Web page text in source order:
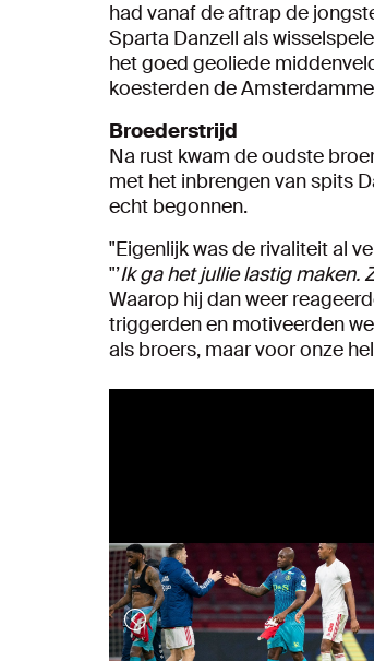
had vanaf de aftrap de
Sparta Danzell als
het goed geoliede
koesterden de
Broederstrijd
Na rust kwam de oudste
met het inbrengen van spits
echt begonnen.
"Eigenlijk was de rivaliteit al
"’Ik ga het jullie lastig maken.
Waarop hij dan weer
triggerden en motiveerden
als broers, maar voor onze